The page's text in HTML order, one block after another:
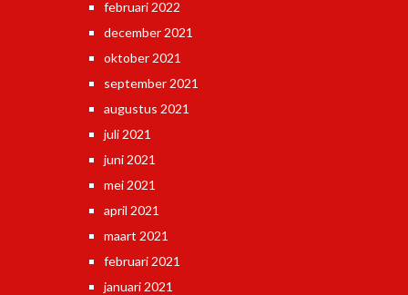
februari 2022
december 2021
oktober 2021
september 2021
augustus 2021
juli 2021
juni 2021
mei 2021
april 2021
maart 2021
februari 2021
januari 2021